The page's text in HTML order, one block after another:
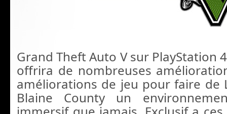
Grand Theft Auto V sur PlayStation
offrira de nombreuses
améliorations de jeu pour faire de
Blaine County un